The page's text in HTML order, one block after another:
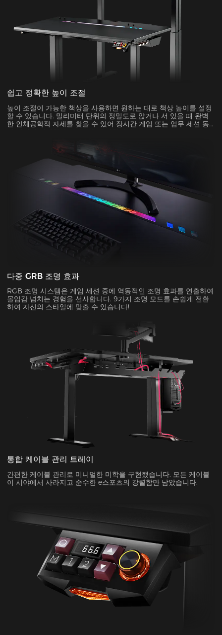
쉽고 정확한 높이 조절
높이 조절이 가능한 책상을 사용하면 원하는 대로 책상 높이를 설정
할 수 있습니다. 밀리미터 단위의 정밀도로 앉거나 서 있을 때 완벽
한 인체공학적 자세를 찾을 수 있어 장시간 게임 또는 업무 세션 동
안 최적의 편안함과 지지력을 보장합니다.
다중 GRB 조명 효과
RGB 조명 시스템은 게임 세션 중에 역동적인 조명 효과를 연출하여
몰입감 넘치는 경험을 선사합니다. 9가지 조명 모드를 손쉽게 전환
하여 자신의 스타일에 맞출 수 있습니다!
통합 케이블 관리 트레이
간편한 케이블 관리로 미니멀한 미학을 구현했습니다. 모든 케이블
이 시야에서 사라지고 순수한 e스포츠의 강렬함만 남았습니다.